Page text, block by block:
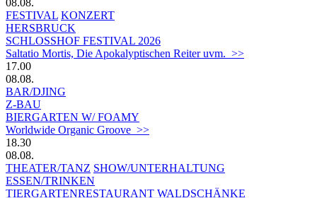
FESTIVAL KONZERT
HERSBRUCK
SCHLOSSHOF FESTIVAL 2026
Saltatio Mortis, Die Apokalyptischen Reiter uvm. >>
17.00
08.08.
BAR/DJING
Z-BAU
BIERGARTEN W/ FOAMY
Worldwide Organic Groove >>
18.30
08.08.
THEATER/TANZ SHOW/UNTERHALTUNG
ESSEN/TRINKEN
TIERGARTEN­RESTAURANT WALDSCHÄNKE